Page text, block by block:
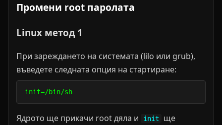
Промени root паролата
Linux метод 1
При зареждането на системата (lilo или grub),
въведете следната опция на стартиране:
init=/bin/sh
Ядрото ще прикачи root дяла и init
ще